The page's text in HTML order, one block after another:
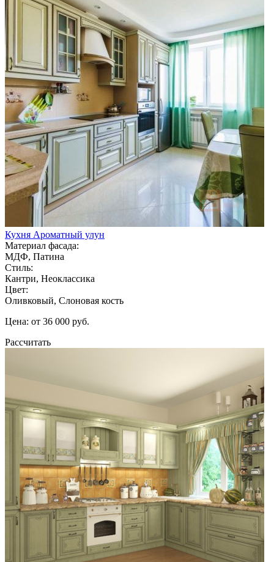
Кухня Ароматный улун
Материал фасада:
МДФ, Патина
Стиль:
Кантри, Неоклассика
Цвет:
Оливковый, Слоновая кость
Цена: от 36 000 руб.
Рассчитать